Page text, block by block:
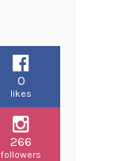
0
likes
266
followers